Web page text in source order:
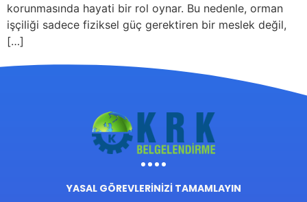
korunmasında hayati bir rol oynar. Bu nedenle, orman
işçiliği sadece fiziksel güç gerektiren bir meslek değil,
[…]
YASAL GÖREVLERİNİZİ TAMAMLAYIN